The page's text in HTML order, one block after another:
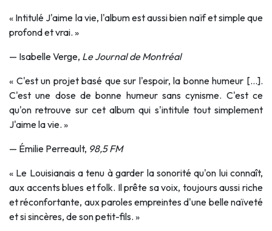
« Intitulé J'aime la vie, l'album est aussi bien naïf et simple que
profond et vrai. »
— Isabelle Verge, Le Journal de Montréal
« C'est un projet basé que sur l'espoir, la bonne humeur […].
C'est une dose de bonne humeur sans cynisme. C'est ce
qu'on retrouve sur cet album qui s'intitule tout simplement
J'aime la vie. »
— Émilie Perreault, 98,5 FM
« Le Louisianais a tenu à garder la sonorité qu'on lui connaît,
aux accents blues et folk. Il prête sa voix, toujours aussi riche
et réconfortante, aux paroles empreintes d'une belle naïveté
et si sincères, de son petit-fils. »